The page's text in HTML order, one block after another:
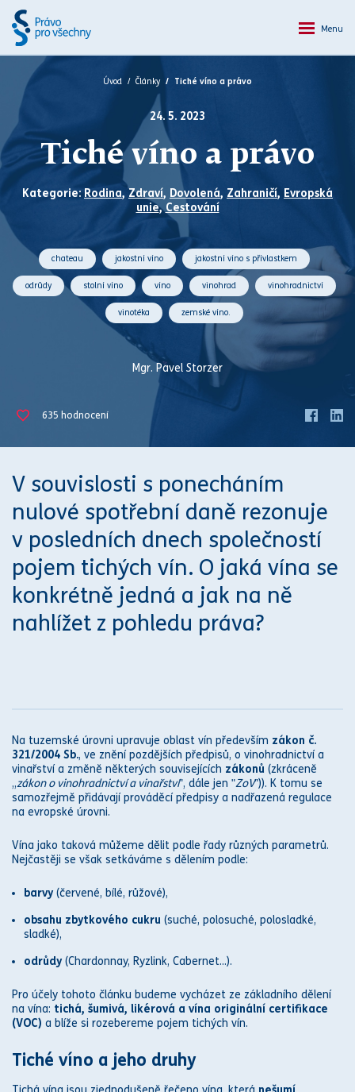
Menu
Úvod Články Tiché víno a právo
24. 5. 2023
Tiché víno a právo
Kategorie: Rodina, Zdraví, Dovolená, Zahraničí, Evropská
unie,Cestování
chateau jakostní víno jakostní víno s přívlastkem
odrůdy stolní víno víno vinohrad vinohradnictví
vinotéka zemské víno.
Mgr. Pavel Storzer
635 hodnocení
V souvislosti s ponecháním
nulové spotřební daně rezonuje
v posledních dnech společností
pojem tichých vín. O jaká vína se
konkrétně jedná a jak na ně
nahlížet z pohledu práva?
Na tuzemské úrovni upravuje oblast vín především zákon č.
321/2004 Sb., ve znění pozdějších předpisů, o vinohradnictví a
vinařství a změně některých souvisejících zákonů (zkráceně
„zákono vinohradnictví a vinařství", dále jen "ZoV")). K tomu se
samozřejmě přidávají prováděcí předpisy a nadřazená regulace
na evropské úrovni.
Vína jako taková můžeme dělit podle řady různých parametrů.
Nejčastěji se však setkáváme s dělením podle:
barvy (červené, bílé, růžové),
obsahu zbytkového cukru (suché, polosuché, polosladké,
sladké),
odrůdy (Chardonnay, Ryzlink, Cabernet...).
Pro účely tohoto článku budeme vycházet ze základního dělení
na vína: tichá, šumivá, likérová a vína originální certifikace
(VOC) a blíže si rozebereme pojem tichých vín.
Tiché víno a jeho druhy